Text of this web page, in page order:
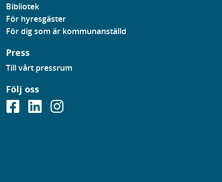
Bibliotek
För hyresgäster
För dig som är kommunanställd
Press
Till vårt pressrum
Följ oss